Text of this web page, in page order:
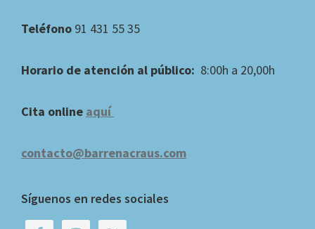
Teléfono 91 431 55 35
Horario de atención al público: 8:00h a 20,00h
Cita online aquí
contacto@barrenacraus.com
Síguenos en redes sociales